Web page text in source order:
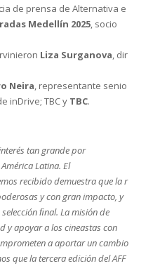
de prensa de Alternativa e
Medellín 2025, socio
Liza Surganova, dir
Neira, representante senio
inDrive; TBC y TBC.
tan grande por
Latina. El
recibido demuestra que la r
y con gran impacto, y
ﬁnal. La misión de
y apoyar a los cineastas con
a aportar un cambio
que la tercera edición del AFF